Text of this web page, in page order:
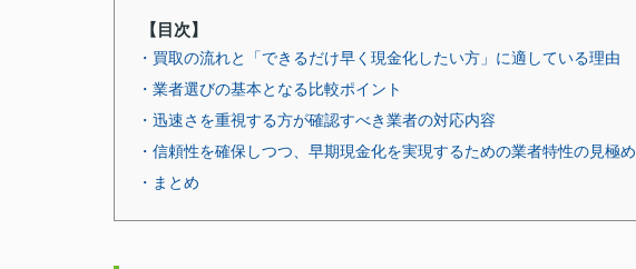
【目次】
・買取の流れと「できるだけ早く現金化したい方」に適している理由
・業者選びの基本となる比較ポイント
・迅速さを重視する方が確認すべき業者の対応内容
・信頼性を確保しつつ、早期現金化を実現するための業者特性の見極め
・まとめ